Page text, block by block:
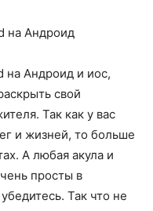
на Андроид и иос,
свой
Так как у вас
и жизней, то больше
А любая акула и
просты в
Так что не